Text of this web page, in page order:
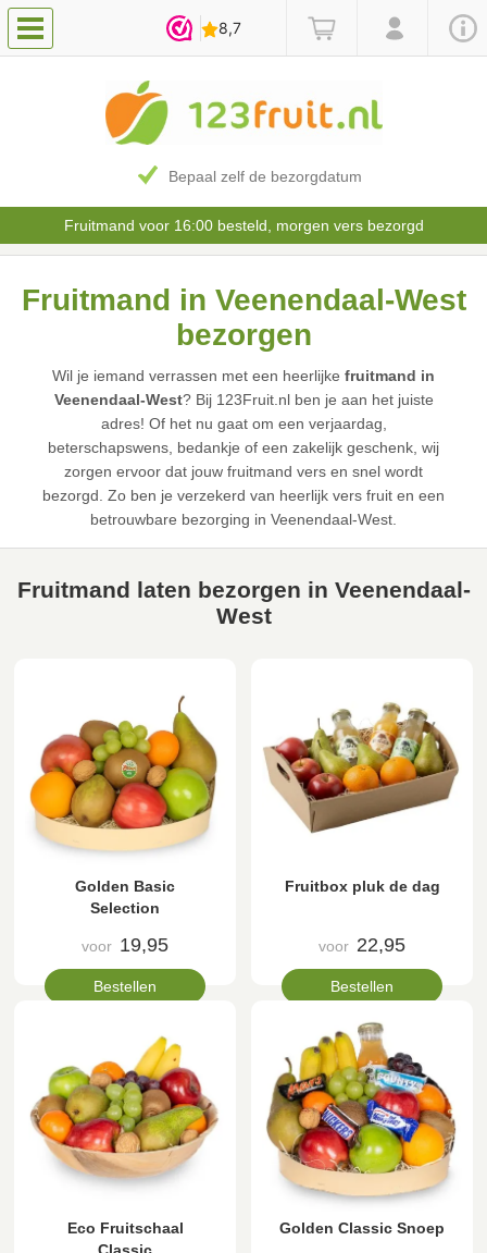
Bepaal zelf de bezorgdatum
Fruitmand voor 16:00 besteld, morgen vers bezorgd
Fruitmand in Veenendaal-West
bezorgen
Wil je iemand verrassen met een heerlijke fruitmand in
Veenendaal-West? Bij 123Fruit.nl ben je aan het juiste
adres! Of het nu gaat om een verjaardag,
beterschapswens, bedankje of een zakelijk geschenk, wij
zorgen ervoor dat jouw fruitmand vers en snel wordt
bezorgd. Zo ben je verzekerd van heerlijk vers fruit en een
betrouwbare bezorging in Veenendaal-West.
Fruitmand laten bezorgen in Veenendaal-
West
Golden Basic
Selection
voor 19,95
Bestellen
Fruitbox pluk de dag
voor 22,95
Bestellen
Eco Fruitschaal
Golden Classic Snoep